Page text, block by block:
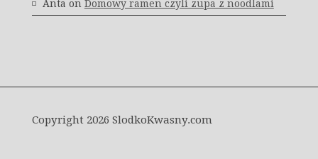
Anta on Domowy ramen czyli zupa z noodlami
Copyright 2026 SlodkoKwasny.com